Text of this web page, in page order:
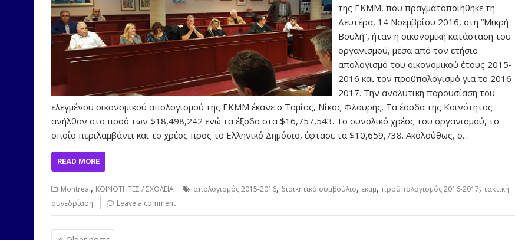
της ΕΚΜΜ, που πραγματοποιήθηκε τη
Δευτέρα, 14 Νοεμβρίου 2016, στη “Μικρή
Βουλή”, ήταν η οικονομική κατάσταση του
οργανισμού, μέσα από τον ετήσιο
απολογισμό του οικονομικού έτους 2015-
2016 και τον προϋπολογισμό για το 2016-
2017. Την αναλυτική παρουσίαση του
ελεγμένου οικονομικού απολογισμού της ΕΚΜΜ έκανε ο Ταμίας, Νίκος Φλουρής. Τα έσοδα της Κοινότητας
ανήλθαν στο ποσό των $18,498,242 ενώ τα έξοδα στα $16,757,543. Το συνολικό χρέος του οργανισμού, το
οποίο περιλαμβάνει και το χρέος προς το Ελληνικό Δημόσιο, έφτασε τα $10,659,738. Ακολούθως, ο…
READ MORE
Montreal, ΚΟΙΝΟΤΗΤΕΣ / ΣΧΟΛΕΙΑ απολογισμός 2015-2016, διοικητικό συμβούλιο, εκμμ, προϋπολογισμός 2016-2017, τακτική
συνεδρίαση
Leave a comment
Posts